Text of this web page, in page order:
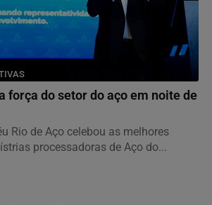
força do setor do aço em noite de
Rio de Aço celebou as melhores
processadoras de Aço do...